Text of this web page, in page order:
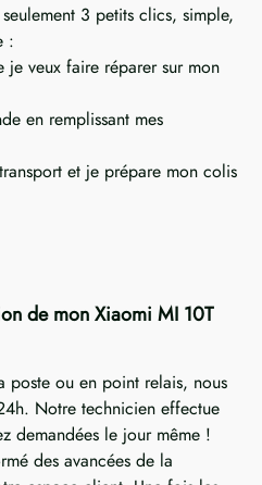
3 petits clics, simple,
:
je veux faire réparer sur mon
en remplissant mes
et je prépare mon colis
de mon Xiaomi MI 10T
poste ou en point relais, nous
Notre technicien effectue
demandées le jour même !
des avancées de la